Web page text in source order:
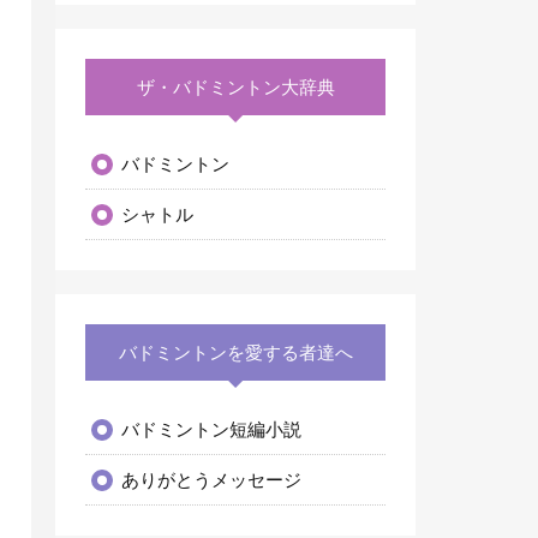
ザ・バドミントン大辞典
バドミントン
シャトル
バドミントンを愛する者達へ
バドミントン短編小説
ありがとうメッセージ